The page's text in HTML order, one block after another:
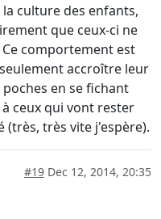
culture des enfants,
que ceux-ci ne
comportement est
accroître leur
en se fichant
ceux qui vont rester
très vite j'espère).
#19 Dec 12, 2014, 20:35